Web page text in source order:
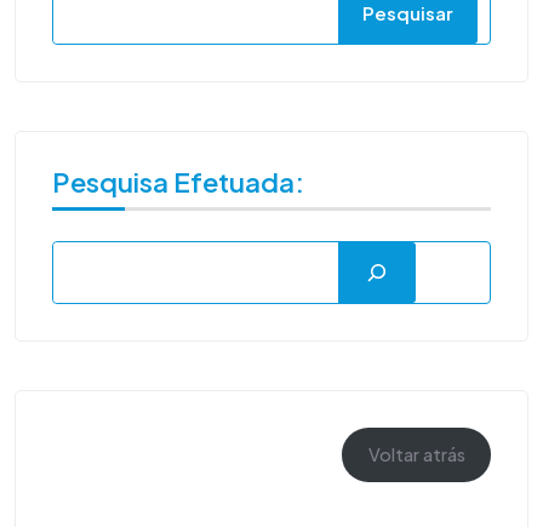
Pesquisar
Pesquisa Efetuada:
Voltar atrás